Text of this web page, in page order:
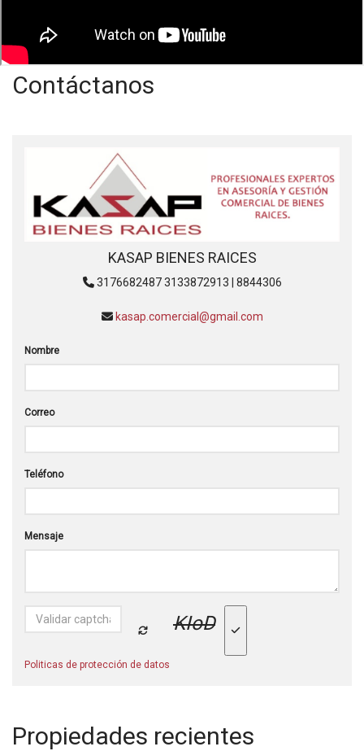
Contáctanos
KASAP BIENES RAICES
3176682487 3133872913 | 8844306
kasap.comercial@gmail.com
Nombre
Correo
Teléfono
Mensaje
KIoD
Politicas de protección de datos
Propiedades recientes